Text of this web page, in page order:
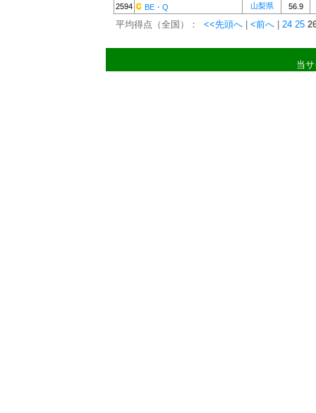
2594 BE・Q 山梨県 56.9
平均得点（全国）： <<先頭へ <前へ 24 25
当